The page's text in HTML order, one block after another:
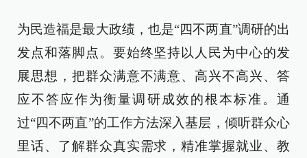
为民造福是最大政绩，也是“四不两直”调研的出
发点和落脚点。要始终坚持以人民为中心的发
展思想，把群众满意不满意、高兴不高兴、答
应不答应作为衡量调研成效的根本标准。通
过“四不两直”的工作方法深入基层，倾听群众心
里话、了解群众真实需求，精准掌握就业、教